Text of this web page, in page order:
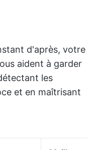
d'après, votre
aident à garder
les
et en maîtrisant